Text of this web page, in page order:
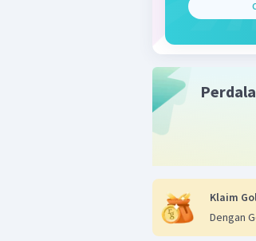
Klaim
Dengan